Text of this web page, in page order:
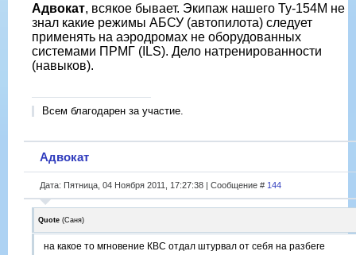
Адвокат, всякое бывает. Экипаж нашего Ту-154М не
знал какие режимы АБСУ (автопилота) следует
применять на аэродромах не оборудованных
системами ПРМГ (ILS). Дело натренированности
(навыков).
Всем благодарен за участие.
Адвокат
Дата: Пятница, 04 Ноября 2011, 17:27:38 | Сообщение # 144
Quote (Саня)
на какое то мгновение КВС отдал штурвал от себя на разбеге